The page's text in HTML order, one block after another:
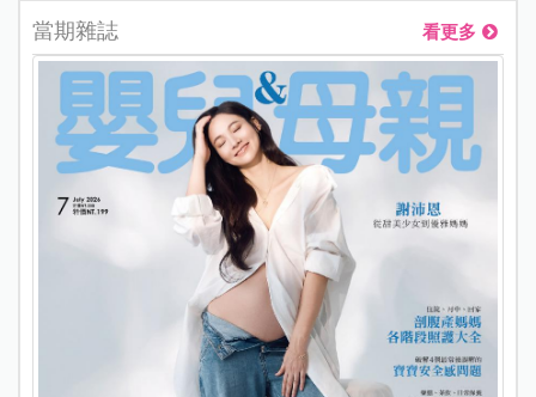
當期雜誌 看更多